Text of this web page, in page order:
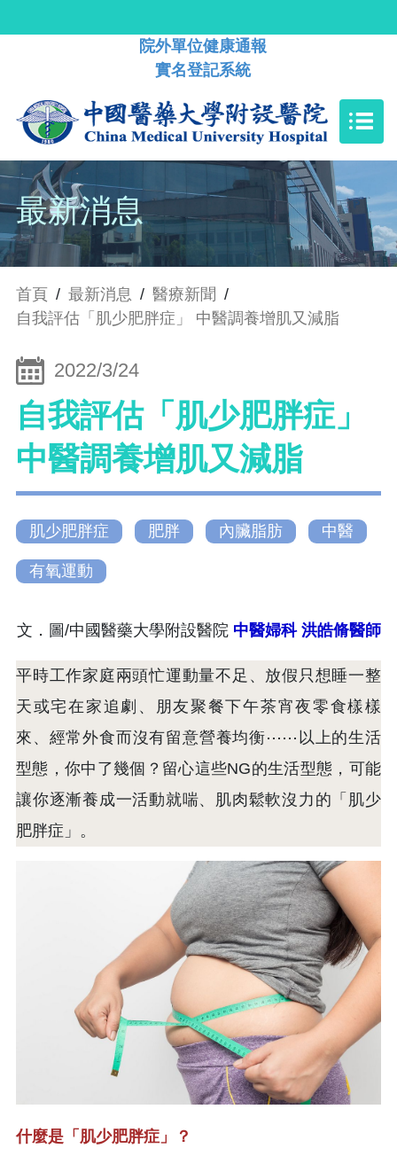
院外單位健康通報
實名登記系統
最新消息
首頁 / 最新消息 / 醫療新聞 /
自我評估「肌少肥胖症」 中醫調養增肌又減脂
2022/3/24
自我評估「肌少肥胖症」
中醫調養增肌又減脂
肌少肥胖症 肥胖 內臟脂肪 中醫
有氧運動
文．圖/中國醫藥大學附設醫院 中醫婦科 洪皓脩醫師
平時工作家庭兩頭忙運動量不足、放假只想睡一整
天或宅在家追劇、朋友聚餐下午茶宵夜零食樣樣
來、經常外食而沒有留意營養均衡⋯⋯以上的生活
型態，你中了幾個？留心這些NG的生活型態，可能
讓你逐漸養成一活動就喘、肌肉鬆軟沒力的「肌少
肥胖症」。
什麼是「肌少肥胖症」？